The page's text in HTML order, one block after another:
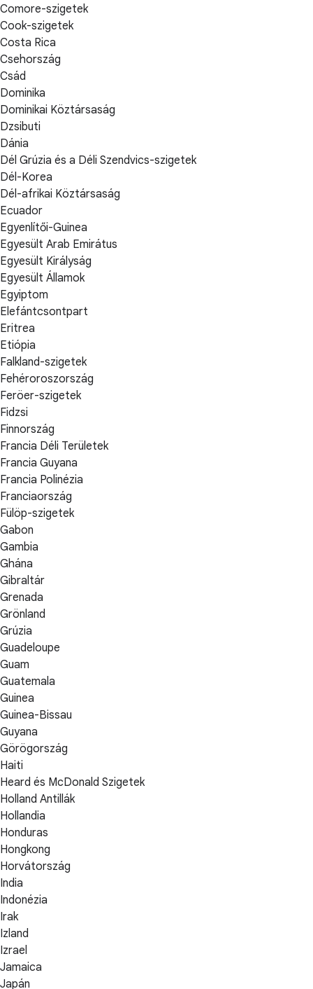
Comore-szigetek
Cook-szigetek
Costa Rica
Csehország
Csád
Dominika
Dominikai Köztársaság
Dzsibuti
Dánia
Dél Grúzia és a Déli Szendvics-szigetek
Dél-Korea
Dél-afrikai Köztársaság
Ecuador
Egyenlítői-Guinea
Egyesült Arab Emirátus
Egyesült Királyság
Egyesült Államok
Egyiptom
Elefántcsontpart
Eritrea
Etiópia
Falkland-szigetek
Fehéroroszország
Feröer-szigetek
Fidzsi
Finnország
Francia Déli Területek
Francia Guyana
Francia Polinézia
Franciaország
Fülöp-szigetek
Gabon
Gambia
Ghána
Gibraltár
Grenada
Grönland
Grúzia
Guadeloupe
Guam
Guatemala
Guinea
Guinea-Bissau
Guyana
Görögország
Haiti
Heard és McDonald Szigetek
Holland Antillák
Hollandia
Honduras
Hongkong
Horvátország
India
Indonézia
Irak
Izland
Izrael
Jamaica
Japán